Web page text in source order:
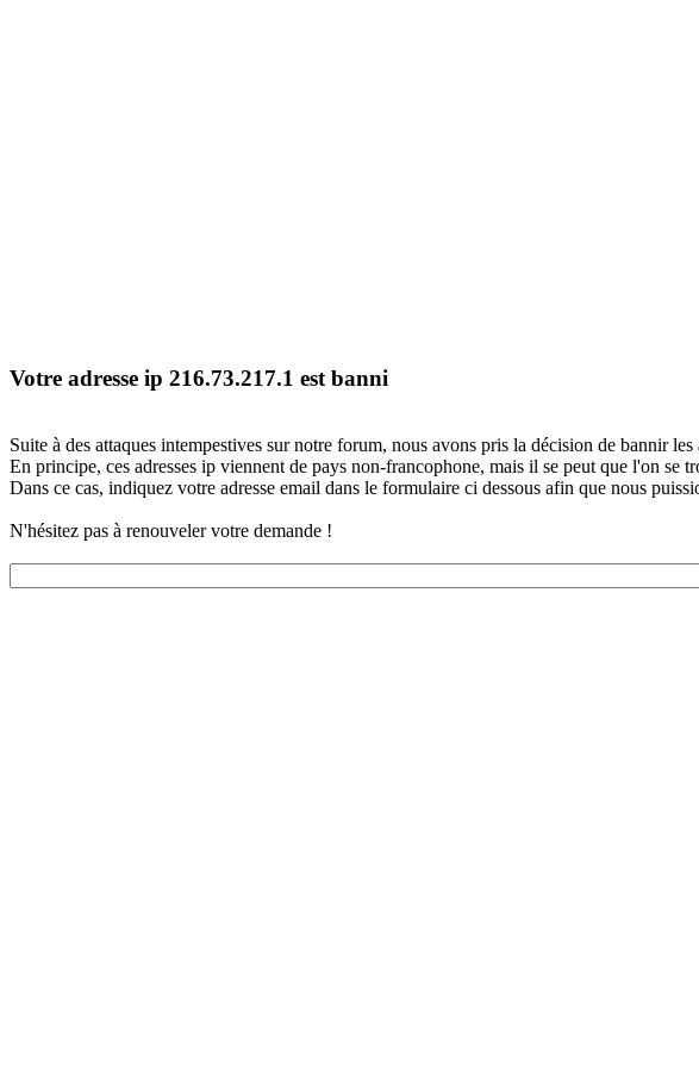
Votre adresse ip 216.73.217.1 est banni
Suite à des attaques intempestives sur notre forum, nous avons pris la décision de bannir les
En principe, ces adresses ip viennent de pays non-francophone, mais il se peut que l'on se
Dans ce cas, indiquez votre adresse email dans le formulaire ci dessous afin que nous
N'hésitez pas à renouveler votre demande !